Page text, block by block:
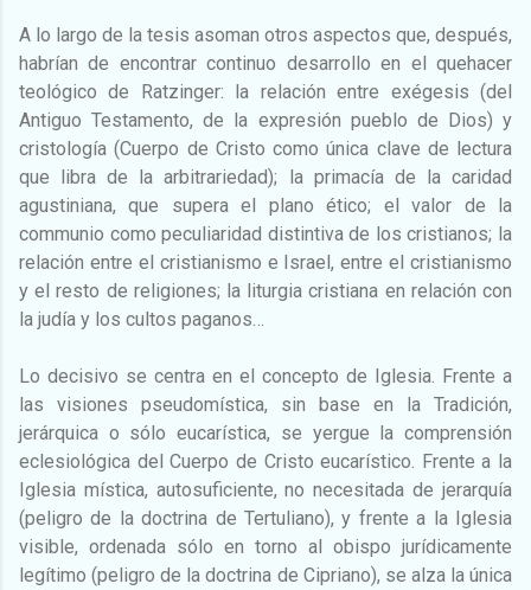
A lo largo de la tesis asoman otros aspectos que, después,
habrían de encontrar continuo desarrollo en el quehacer
teológico de Ratzinger: la relación entre exégesis (del
Antiguo Testamento, de la expresión pueblo de Dios) y
cristología (Cuerpo de Cristo como única clave de lectura
que libra de la arbitrariedad); la primacía de la caridad
agustiniana, que supera el plano ético; el valor de la
communio como peculiaridad distintiva de los cristianos; la
relación entre el cristianismo e Israel, entre el cristianismo
y el resto de religiones; la liturgia cristiana en relación con
la judía y los cultos paganos…
Lo decisivo se centra en el concepto de Iglesia. Frente a
las visiones pseudomística, sin base en la Tradición,
jerárquica o sólo eucarística, se yergue la comprensión
eclesiológica del Cuerpo de Cristo eucarístico. Frente a la
Iglesia mística, autosuficiente, no necesitada de jerarquía
(peligro de la doctrina de Tertuliano), y frente a la Iglesia
visible, ordenada sólo en torno al obispo jurídicamente
legítimo (peligro de la doctrina de Cipriano), se alza la única